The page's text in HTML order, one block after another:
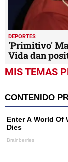
DEPORTES
'Primitivo'
Vida dan
MIS TEMAS